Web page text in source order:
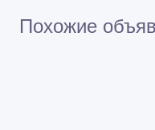
Похожие